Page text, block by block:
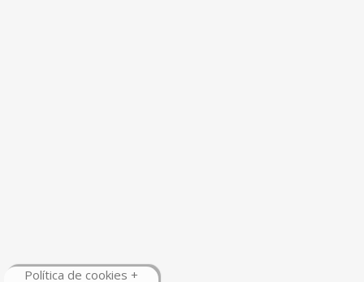
Política de cookies +